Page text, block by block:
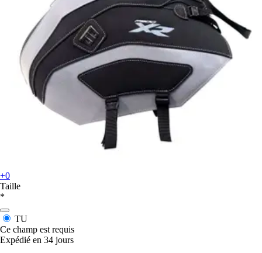
+0
Taille
*
TU
Ce champ est requis
Expédié en 34 jours